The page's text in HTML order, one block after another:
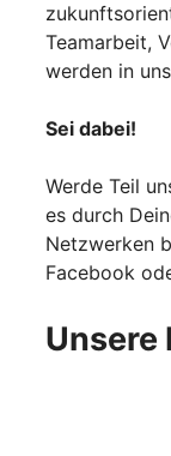
Teamarbeit,
werden in
Sei dabei!
Werde Teil
es durch
Netzwerken
Facebook
Unsere